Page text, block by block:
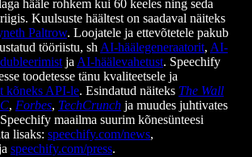
hääle rohkem kui 60 keeles ning seda
Kuulsuste häältest on saadaval näiteks
Paltrow. Loojatele ja ettevõtetele pakub
tööriistu, sh AI-häälegeneraatorit, AI-
ja AI-häälevahetust. Speechify
toodetesse tänu kvaliteetsele ja
kõneks API-le. Esindatud näiteks The Wall
, Forbes, TechCrunch ja muudes juhtivates
maailma suurim kõnesünteesi
lisaks: speechify.com/news,
speechify.com/press.